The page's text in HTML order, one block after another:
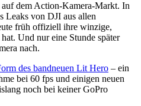
dem Action-Kamera-Markt. In
Leaks von DJI aus allen
früh offiziell ihre winzige,
Und nur eine Stunde später
nach.
des bandneuen Lit Hero – ein
bei 60 fps und einigen neuen
noch bei keiner GoPro